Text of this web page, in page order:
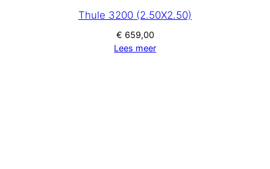
Thule 3200 (2.50X2.50)
€ 659,00
Lees meer